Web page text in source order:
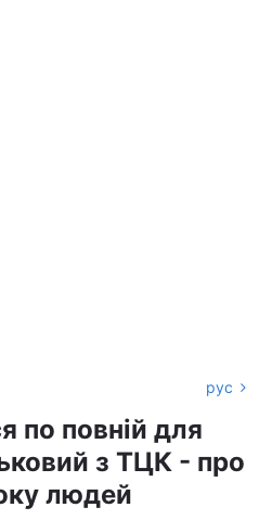
рус
по повній для
з ТЦК - про
людей